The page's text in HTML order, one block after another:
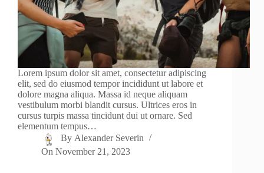
Lorem ipsum dolor sit amet, consectetur adipiscing
elit, sed do eiusmod tempor incididunt ut labore et
dolore magna aliqua. Massa id neque aliquam
vestibulum morbi blandit cursus. Ultrices eros in
cursus turpis massa tincidunt dui ut ornare. Sed
elementum tempus…
By Alexander Severin
On November 21, 2023